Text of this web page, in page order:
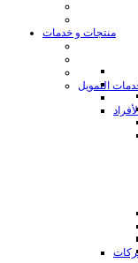
منتجات و خدمات
التمويل